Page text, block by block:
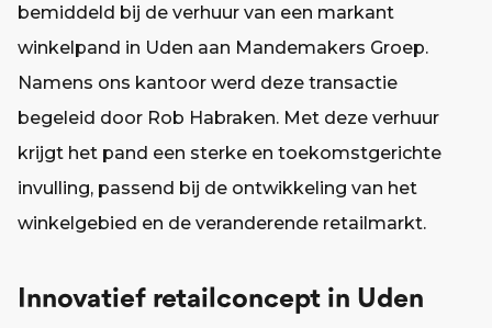
bemiddeld bij de verhuur van een markant
winkelpand in Uden aan Mandemakers Groep.
Namens ons kantoor werd deze transactie
begeleid door Rob Habraken. Met deze verhuur
krijgt het pand een sterke en toekomstgerichte
invulling, passend bij de ontwikkeling van het
winkelgebied en de veranderende retailmarkt.
Innovatief retailconcept in Uden